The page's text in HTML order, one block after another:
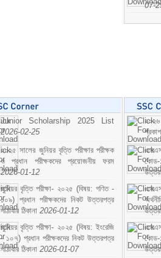
07-
Junior Scholarship 2025 List
2026-02-25
২০২৫ সালের জুনিয়র বৃত্তি পরীক্ষার পরীক্ষক
ও প্রধান পরীক্ষকদের প্রয়োজনীয় ফরম
2026-01-12
জুনিয়র বৃত্তি পরীক্ষা- ২০২৫ (বিষয়: গণিত -
১০৯) প্রধান পরীক্ষকদের নিকট উত্তরপত্র
পাঠাবার ঠিকানা 2026-01-12
জুনিয়র বৃত্তি পরীক্ষা- ২০২৫ (বিষয়: ইংরেজি
- ১০৭) প্রধান পরীক্ষকদের নিকট উত্তরপত্র
পাঠাবার ঠিকানা 2026-01-07
প্রকাশ